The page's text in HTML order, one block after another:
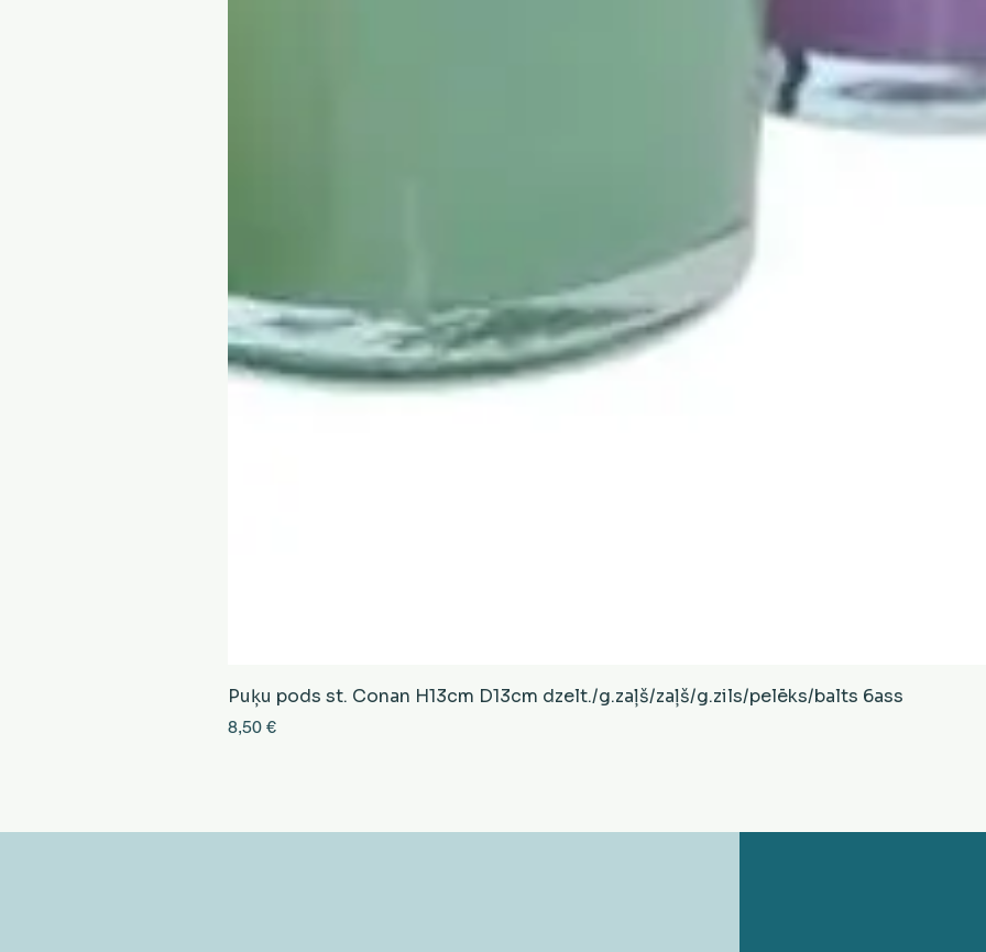
Ātrais skats
Puķu pods st. Conan H13cm D13cm dzelt./g.zaļš/zaļš/g.zils/pelēks/balts 6ass
Cena
8,50 €